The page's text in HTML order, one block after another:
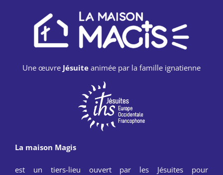
Une œuvre Jésuite animée par la famille ignatienne
La maison Magis
est un tiers-lieu ouvert par les Jésuites pour